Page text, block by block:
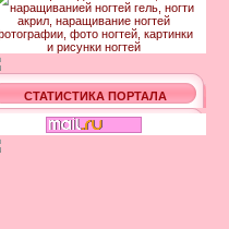
СТАТИСТИКА ПОРТАЛА